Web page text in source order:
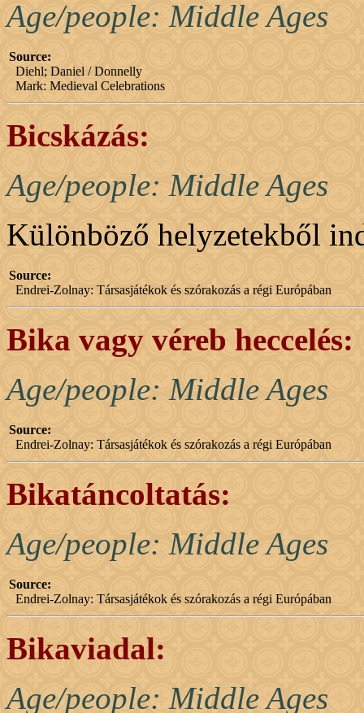
Age/people: Middle Ages
Source:
Diehl; Daniel / Donnelly
Mark: Medieval Celebrations
Bicskázás:
Age/people: Middle Ages
Különböző helyzetekből
Source:
Endrei-Zolnay: Társasjátékok és szórakozás a régi Európában
Bika vagy véreb heccelés:
Age/people: Middle Ages
Source:
Endrei-Zolnay: Társasjátékok és szórakozás a régi Európában
Bikatáncoltatás:
Age/people: Middle Ages
Source:
Endrei-Zolnay: Társasjátékok és szórakozás a régi Európában
Bikaviadal:
Age/people: Middle Ages